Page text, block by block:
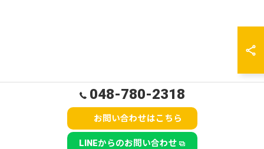
048-780-2318
お問い合わせはこちら
LINEからのお問い合わせ